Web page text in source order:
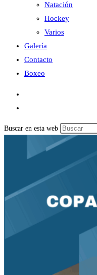
Natación
Hockey
Varios
Galería
Contacto
Boxeo
Buscar en esta web